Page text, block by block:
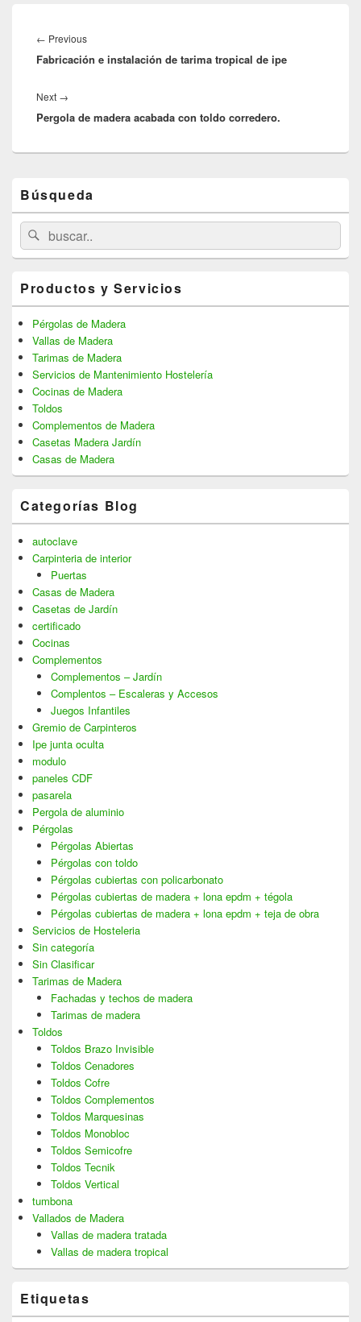
de
entradas
← Previous
post:
Fabricación e instalación de tarima tropical de ipe
Next →
post:
Pergola de madera acabada con toldo corredero.
Sidebar
Widget
Area
Búsqueda
Search
for:
Search
Productos y Servicios
Pérgolas de Madera
Vallas de Madera
Tarimas de Madera
Servicios de Mantenimiento Hostelería
Cocinas de Madera
Toldos
Complementos de Madera
Casetas Madera Jardín
Casas de Madera
Categorías Blog
autoclave
Carpinteria de interior
Puertas
Casas de Madera
Casetas de Jardín
certificado
Cocinas
Complementos
Complementos – Jardín
Complentos – Escaleras y Accesos
Juegos Infantiles
Gremio de Carpinteros
Ipe junta oculta
modulo
paneles CDF
pasarela
Pergola de aluminio
Pérgolas
Pérgolas Abiertas
Pérgolas con toldo
Pérgolas cubiertas con policarbonato
Pérgolas cubiertas de madera + lona epdm + tégola
Pérgolas cubiertas de madera + lona epdm + teja de obra
Servicios de Hosteleria
Sin categoría
Sin Clasificar
Tarimas de Madera
Fachadas y techos de madera
Tarimas de madera
Toldos
Toldos Brazo Invisible
Toldos Cenadores
Toldos Cofre
Toldos Complementos
Toldos Marquesinas
Toldos Monobloc
Toldos Semicofre
Toldos Tecnik
Toldos Vertical
tumbona
Vallados de Madera
Vallas de madera tratada
Vallas de madera tropical
Etiquetas